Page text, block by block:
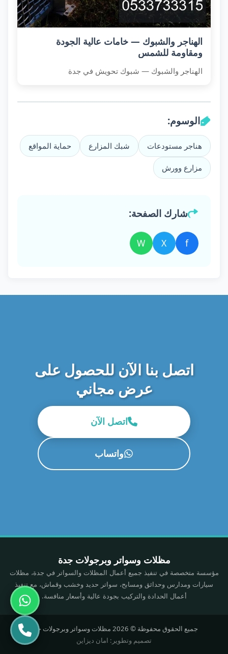
الهناجر والشبوك — خامات عالية الجودة
ومقاومة للشمس
الهناجر والشبوك — شبوك تحويش في جدة
الوسوم:
هناجر مستودعات شبك المزارع حماية المواقع
مزارع وورش
شارك الصفحة:
f
X
W
اتصل بنا الآن للحصول على
عرض مجاني
اتصل الآن
واتساب
مظلات وسواتر وبرجولات جدة
مؤسسة متخصصة في تنفيذ جميع أعمال المظلات والسواتر في جدة، مظلات
سيارات ومدارس وحدائق ومسابح، سواتر حديد وخشب وقماش، مع تنفيذ
أعمال الحدادة والتركيب بجودة عالية وأسعار منافسة.
جميع الحقوق محفوظة © 2026 مظلات وسواتر وبرجولات جدة
تصميم وتطوير: امان ديزاين